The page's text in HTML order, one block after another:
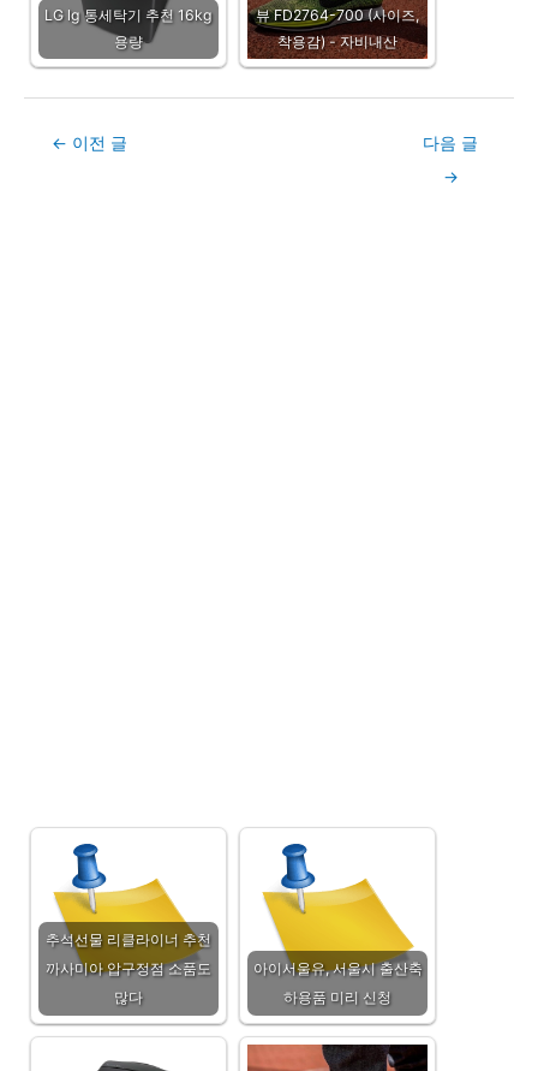
LG lg 통세탁기 추천 16kg
용량
뷰 FD2764-700 (사이즈,
착용감) - 자비내산
Post← 이전 글
다음 글
→
추석선물 리클라이너 추천
까사미아 압구정점 소품도
많다
아이서울유, 서울시 출산축
하용품 미리 신청